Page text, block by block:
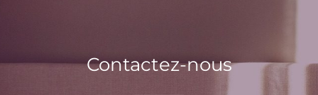
Contactez-nous